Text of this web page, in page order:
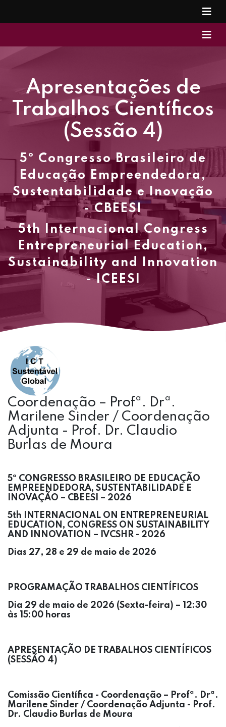
Apresentações de
Trabalhos Científicos
(Sessão 4)
5º Congresso Brasileiro de
Educação Empreendedora,
Sustentabilidade e Inovação
- CBEESI
5th Internacional Congress
Entrepreneurial Education,
Sustainability and Innovation
- ICEESI
Coordenação – Profª. Drª.
Marilene Sinder / Coordenação
Adjunta - Prof. Dr. Claudio
Burlas de Moura
5º CONGRESSO BRASILEIRO DE EDUCAÇÃO
EMPREENDEDORA, SUSTENTABILIDADE E
INOVAÇÃO – CBEESI – 2026
5th INTERNACIONAL ON ENTREPRENEURIAL
EDUCATION, CONGRESS ON SUSTAINABILITY
AND INNOVATION – IVCSHR - 2026
Dias 27, 28 e 29 de maio de 2026
PROGRAMAÇÃO TRABALHOS CIENTÍFICOS
Dia 29 de maio de 2026 (Sexta-feira) – 12:30
às 15:00 horas
APRESENTAÇÃO DE TRABALHOS CIENTÍFICOS
(SESSÃO 4)
Comissão Científica - Coordenação – Profª. Drª.
Marilene Sinder / Coordenação Adjunta - Prof.
Dr. Claudio Burlas de Moura